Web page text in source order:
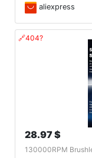
aliexpress
🔗404?
28.97 $
130000RPM